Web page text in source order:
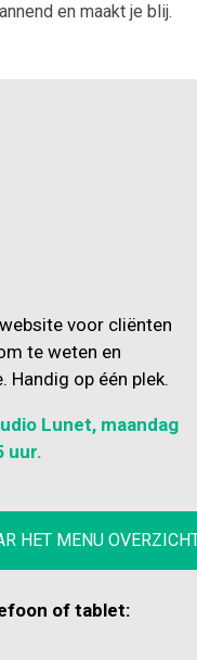
en maakt je blij.
voor cliënten
te weten en
op één plek.
Lunet, maandag
uur.
HET MENU
of tablet: